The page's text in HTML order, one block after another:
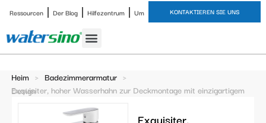
Ressourcen Der Blog Hilfezentrum Um KONTAKTIEREN SIE UNS
Heim > Badezimmerarmatur >
Exquisiter, hoher Wasserhahn zur Deckmontage mit einzigartigem Design
Exquisiter,